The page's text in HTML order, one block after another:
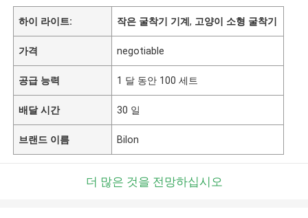
하이 라이트: 작은 굴착기 기계, 고양이 소형 굴착기
가격 negotiable
공급 능력 1 달 동안 100 세트
배달 시간 30 일
브랜드 이름 Bilon
더 많은 것을 전망하십시오